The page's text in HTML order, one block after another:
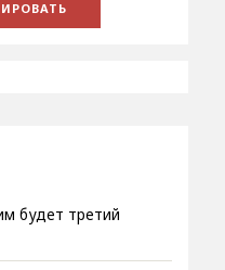
будет третий